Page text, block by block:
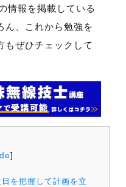
情報を掲載している
ん、これから勉強を
もぜひチェックして
]
を把握して計画を立